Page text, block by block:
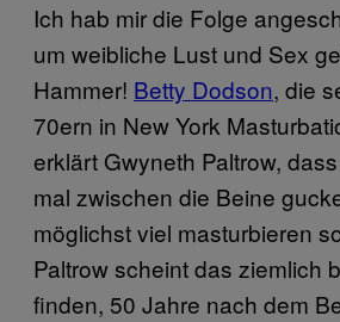
Ich hab mir die Folge
um weibliche Lust und Sex
Hammer! Betty Dodson, die
70ern in New York
erklärt Gwyneth Paltrow,
mal zwischen die Beine
möglichst viel masturbieren
Paltrow scheint das ziemlich
finden, 50 Jahre nach dem